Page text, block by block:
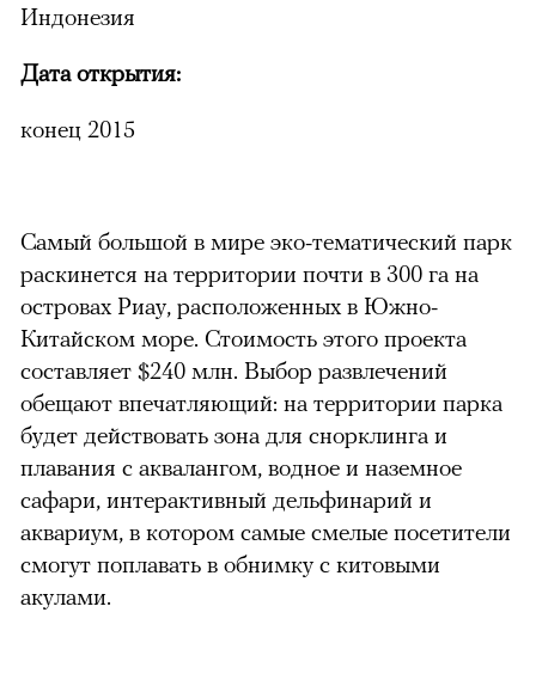
Индонезия
Дата открытия:
конец 2015
Самый большой в мире эко-тематический парк
раскинется на территории почти в 300 га на
островах Риау, расположенных в Южно-
Китайском море. Стоимость этого проекта
составляет $240 млн. Выбор развлечений
обещают впечатляющий: на территории парка
будет действовать зона для снорклинга и
плавания с аквалангом, водное и наземное
сафари, интерактивный дельфинарий и
аквариум, в котором самые смелые посетители
смогут поплавать в обнимку с китовыми
акулами.